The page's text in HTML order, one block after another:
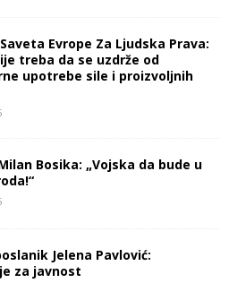
Evrope Za Ljudska Prava:
treba da se uzdrže od
upotrebe sile i proizvoljnih
Bosika: „Vojska da bude u
Jelena Pavlović:
za javnost